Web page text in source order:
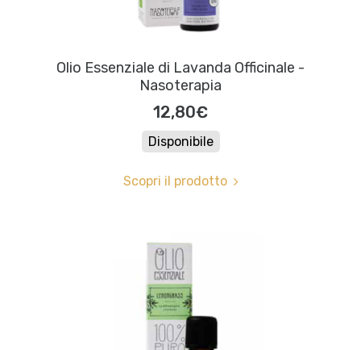
Olio Essenziale di Lavanda Officinale -
Nasoterapia
12,80€
Disponibile
Scopri il prodotto